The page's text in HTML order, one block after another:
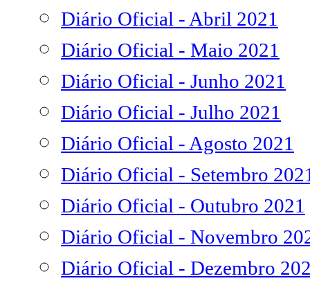
Diário Oficial - Abril 2021
Diário Oficial - Maio 2021
Diário Oficial - Junho 2021
Diário Oficial - Julho 2021
Diário Oficial - Agosto 2021
Diário Oficial - Setembro
Diário Oficial - Outubro 2021
Diário Oficial - Novembro
Diário Oficial - Dezembro